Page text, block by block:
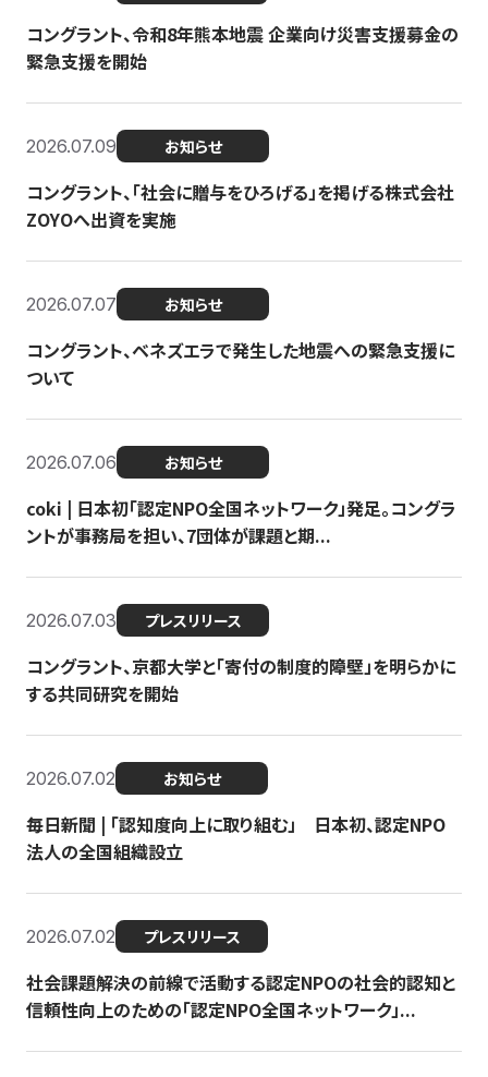
コングラント、令和8年熊本地震 企業向け災害支援募金の
緊急支援を開始
2026.07.09 お知らせ
コングラント、「社会に贈与をひろげる」を掲げる株式会社
ZOYOへ出資を実施
2026.07.07 お知らせ
コングラント、ベネズエラで発生した地震への緊急支援に
ついて
2026.07.06 お知らせ
coki | 日本初「認定NPO全国ネットワーク」発足。コングラ
ントが事務局を担い、7団体が課題と期...
2026.07.03 プレスリリース
コングラント、京都大学と「寄付の制度的障壁」を明らかに
する共同研究を開始
2026.07.02 お知らせ
毎日新聞 | 「認知度向上に取り組む」 日本初、認定NPO
法人の全国組織設立
2026.07.02 プレスリリース
社会課題解決の前線で活動する認定NPOの社会的認知と
信頼性向上のための「認定NPO全国ネットワーク」...